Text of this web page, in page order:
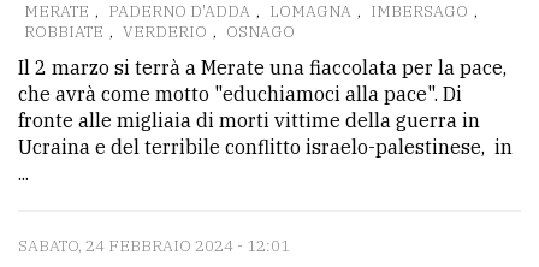
MERATE , PADERNO D'ADDA , LOMAGNA , IMBERSAGO ,
ROBBIATE , VERDERIO , OSNAGO
Il 2 marzo si terrà a Merate una fiaccolata per la pace,
che avrà come motto "educhiamoci alla pace". Di
fronte alle migliaia di morti vittime della guerra in
Ucraina e del terribile conflitto israelo-palestinese, in
...
SABATO, 24 FEBBRAIO 2024 - 12:01